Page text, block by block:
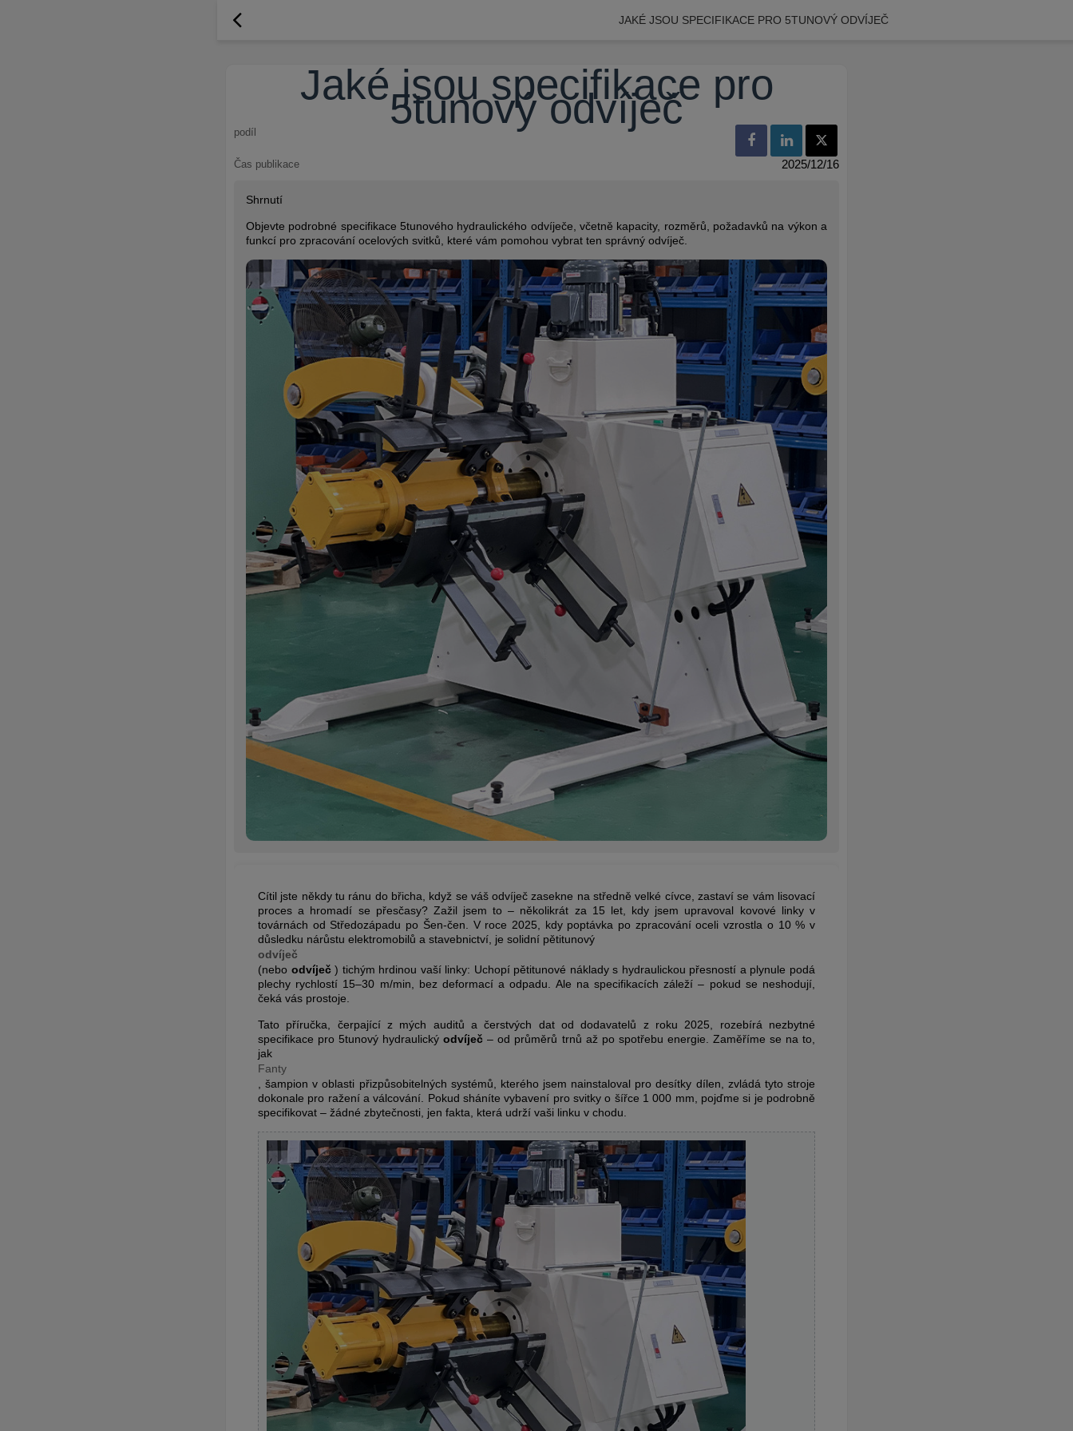
JAKÉ JSOU SPECIFIKACE PRO 5TUNOVÝ ODVÍJEČ
Jaké jsou specifikace pro
5tunový odvíječ
podíl
Čas publikace 2025/12/16
Shrnutí
Objevte podrobné specifikace 5tunového hydraulického odvíječe, včetně kapacity, rozměrů, požadavků na výkon a
funkcí pro zpracování ocelových svitků, které vám pomohou vybrat ten správný odvíječ.
Cítil jste někdy tu ránu do břicha, když se váš odvíječ zasekne na středně velké cívce, zastaví se vám lisovací
proces a hromadí se přesčasy? Zažil jsem to – několikrát za 15 let, kdy jsem upravoval kovové linky v
továrnách od Středozápadu po Šen-čen. V roce 2025, kdy poptávka po zpracování oceli vzrostla o 10 % v
důsledku nárůstu elektromobilů a stavebnictví, je solidní pětitunový
odvíječ
(nebo odvíječ) tichým hrdinou vaší linky: Uchopí pětitunové náklady s hydraulickou přesností a plynule podá
plechy rychlostí 15–30 m/min, bez deformací a odpadu. Ale na specifikacích záleží – pokud se neshodují,
čeká vás prostoje.
Tato příručka, čerpající z mých auditů a čerstvých dat od dodavatelů z roku 2025, rozebírá nezbytné
specifikace pro 5tunový hydraulickýodvíječ – od průměrů trnů až po spotřebu energie. Zaměříme se na to,
jak
Fanty
, šampion v oblasti přizpůsobitelných systémů, kterého jsem nainstaloval pro desítky dílen, zvládá tyto stroje
dokonale pro ražení a válcování. Pokud sháníte vybavení pro svitky o šířce 1 000 mm, pojďme si je podrobně
specifikovat – žádné zbytečnosti, jen fakta, která udrží vaši linku v chodu.